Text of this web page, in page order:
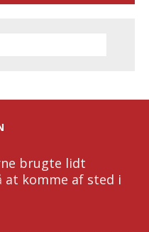
brugte lidt
komme af sted i